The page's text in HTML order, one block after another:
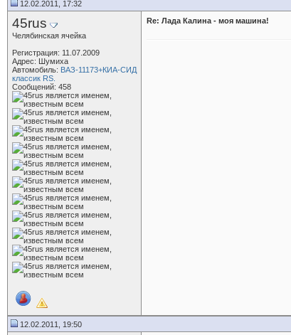
12.02.2011, 17:32
45rus
Челябинская ячейка
Регистрация: 11.07.2009
Адрес: Шумиха
Автомобиль: ВАЗ-11173+КИА-СИД
классик RS.
Сообщений: 458
Re: Лада Калина - моя машина!
12.02.2011, 19:50